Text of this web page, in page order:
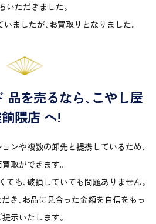
いただきました｡
ましたが､お買取りとなりました｡
品を売るなら､こやし屋
隈店 へ!
ンや複数の卸先と提携しているため､
取ができます｡
ても､破損していても問題ありません｡
き､お品に見合った金額を自信をもっ
提示いたします｡